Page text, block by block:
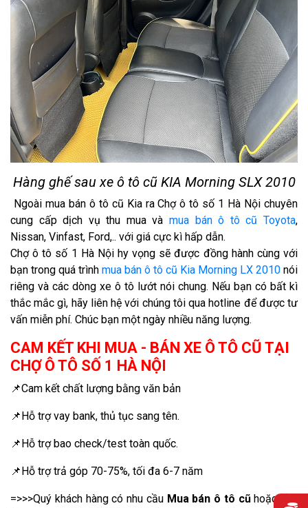
Hàng ghế sau xe ô tô cũ KIA Morning SLX 2010
Ngoài mua bán ô tô cũ Kia ra Chợ ô tô số 1 Hà Nội chuyên
cung cấp dịch vụ thu mua vàmua bán ô tô cũ Toyota,
Nissan, Vinfast, Ford,.. với giá cực kì hấp dẫn.
Chợ ô tô số 1 Hà Nội hy vọng sẽ được đồng hành cùng với
bạn trong quá trình mua bán ô tô cũ Kia Morning LX 2010 nói
riêng và các dòng xe ô tô lướt nói chung. Nếu bạn có bất kì
thắc mắc gì, hãy liên hệ với chúng tôi qua hotline để được tư
vấn miễn phí. Chúc bạn một ngày nhiều năng lượng.
CAM KẾT KHI MUA - BÁN XE Ô TÔ CŨ TẠI
CHỢ Ô TÔ SỐ 1 HÀ NỘI
📌Cam kết chất lượng bằng văn bản
📌Hỗ trợ vay bank, thủ tục sang tên.
📌Hỗ trợ bao check/test toàn quốc.
📌Hỗ trợ trả góp 70-75%, tối đa 6-7 năm
=>>>Quý khách hàng có nhu cầu Mua bán ô tô cũhoặc cần